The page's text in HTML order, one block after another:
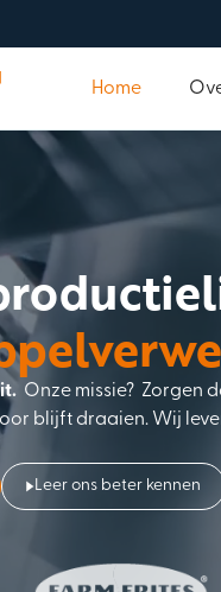
Home
Onze missie? Zorgen
blijft draaien. Wij
Leer ons beter kennen